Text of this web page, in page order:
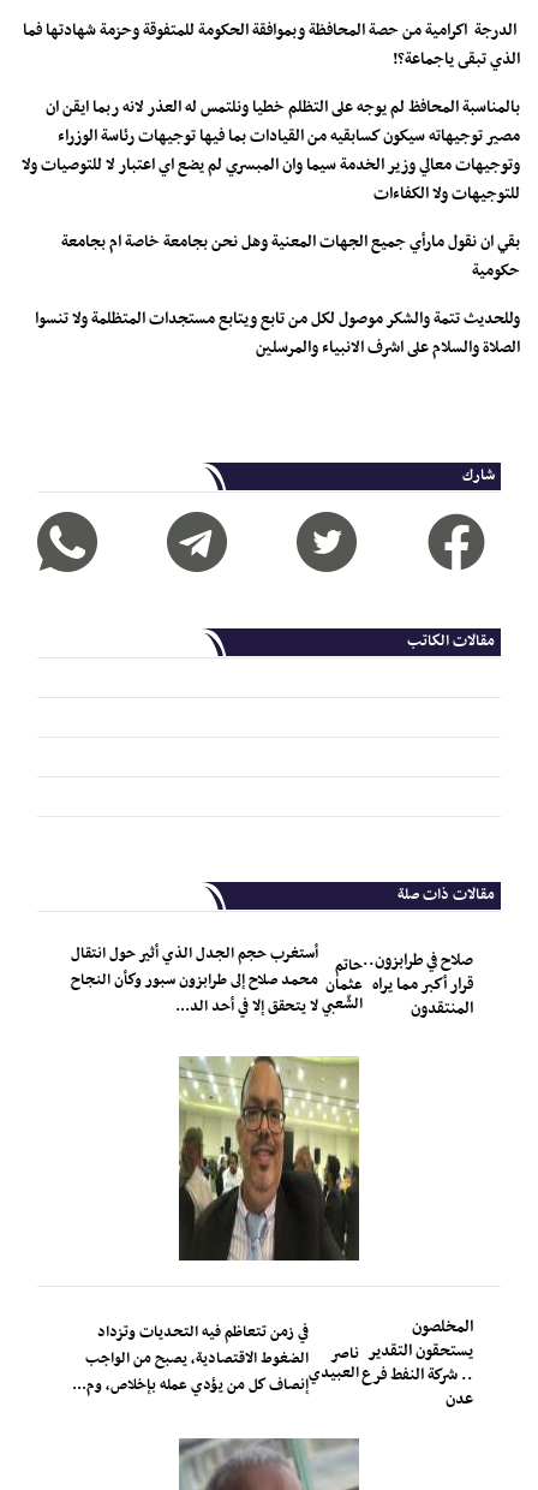
الدرجة اكرامية من حصة المحافظة وبموافقة الحكومة للمتفوقة وحزمة شهادتها فما
الذي تبقى ياجماعة؟!
بالمناسبة المحافظ لم يوجه على التظلم خطيا ونلتمس له العذر لانه ربما ايقن ان
مصير توجيهاته سيكون كسابقيه من القيادات بما فيها توجيهات رئاسة الوزراء
وتوجيهات معالي وزير الخدمة سيما وان المبسري لم يضع اي اعتبار لا للتوصيات ولا
للتوجيهات ولا الكفاءات
بقي ان نقول مارأي جميع الجهات المعنية وهل نحن بجامعة خاصة ام بجامعة
حكومية
وللحديث تتمة والشكر موصول لكل من تابع ويتابع مستجدات المتظلمة ولا تنسوا
الصلاة والسلام على اشرف الانبياء والمرسلين
شارك
مقالات الكاتب
مقالات ذات صلة
صلاح في طرابزون..
قرار أكبر مما يراه
المنتقدون
حاتم
عثمان
الشّعبي
أستغرب حجم الجدل الذي أثير حول انتقال
محمد صلاح إلى طرابزون سبور وكأن النجاح
لا يتحقق إلا في أحد الد...
المخلصون
يستحقون التقدير
.. شركة النفط فرع
عدن
ناصر
العبيدي
في زمن تتعاظم فيه التحديات وتزداد
الضغوط الاقتصادية، يصبح من الواجب
إنصاف كل من يؤدي عمله بإخلاص، وم...